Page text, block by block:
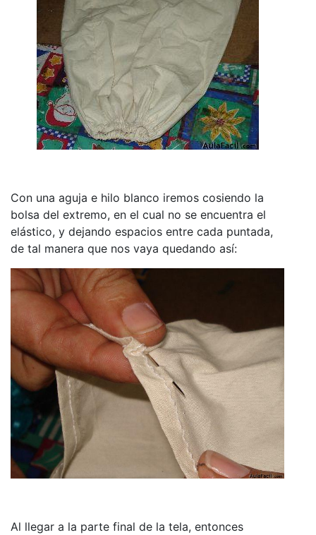
Con una aguja e hilo blanco iremos cosiendo la
bolsa del extremo, en el cual no se encuentra el
elástico, y dejando espacios entre cada puntada,
de tal manera que nos vaya quedando así:
Al llegar a la parte final de la tela, entonces